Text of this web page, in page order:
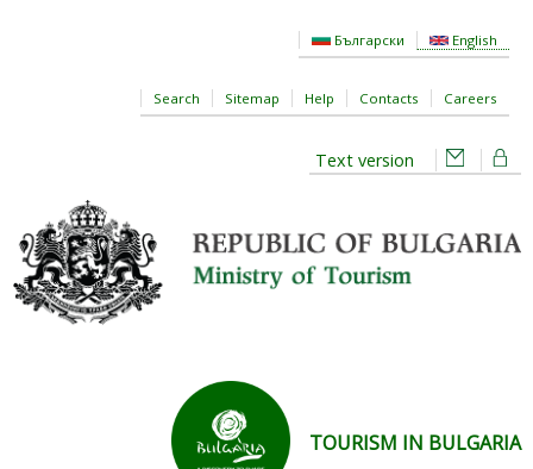
Български English
Search Sitemap Help Contacts Careers
Text version
TOURISM IN BULGARIA